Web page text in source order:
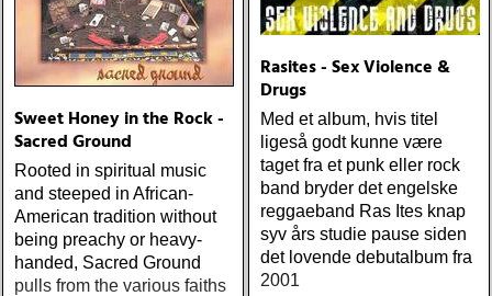
Sweet Honey in the Rock -
Sacred Ground
Rooted in spiritual music
and steeped in African-
American tradition without
being preachy or heavy-
handed, Sacred Ground
pulls from the various faiths
Rasites - Sex Violence &
Drugs
Med et album, hvis titel
ligeså godt kunne være
taget fra et punk eller rock
band bryder det engelske
reggaeband Ras Ites knap
syv års studie pause siden
det lovende debutalbum fra
2001